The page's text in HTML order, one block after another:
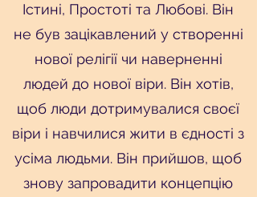
Істині, Простоті та Любові. Він
не був зацікавлений у створенні
нової релігії чи наверненні
людей до нової віри. Він хотів,
щоб люди дотримувалися своєї
віри і навчилися жити в єдності з
усіма людьми. Він прийшов, щоб
знову запровадити концепцію